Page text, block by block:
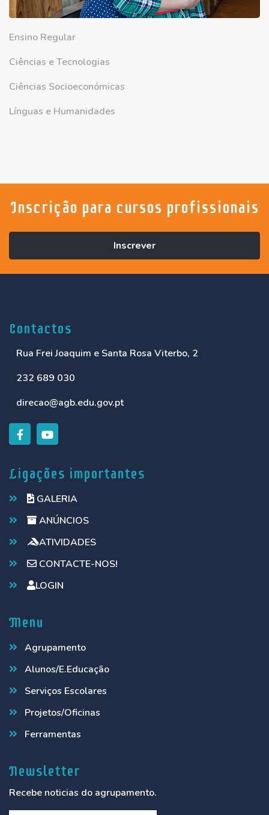
Ensino Regular
Ciências e Tecnologias
Ciências Socioeconómicas
Línguas e Humanidades
Inscrição para cursos profissionais
Inscrever
Contactos
Rua Frei Joaquim e Santa Rosa Viterbo, 2
232 689 030
direcao@agb.edu.gov.pt
Ligações importantes
GALERIA
ANÚNCIOS
ATIVIDADES
CONTACTE-NOS!
LOGIN
Menu
Agrupamento
Alunos/E.Educação
Serviços Escolares
Projetos/Oficinas
Ferramentas
Newsletter
Recebe noticias do agrupamento.